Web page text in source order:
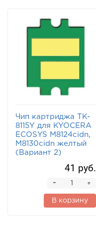
Чип картриджа TK-
8115Y для KYOCERA
ECOSYS M8124cidn,
M8130cidn желтый
(Вариант 2)
41 руб.
+
-
В корзину